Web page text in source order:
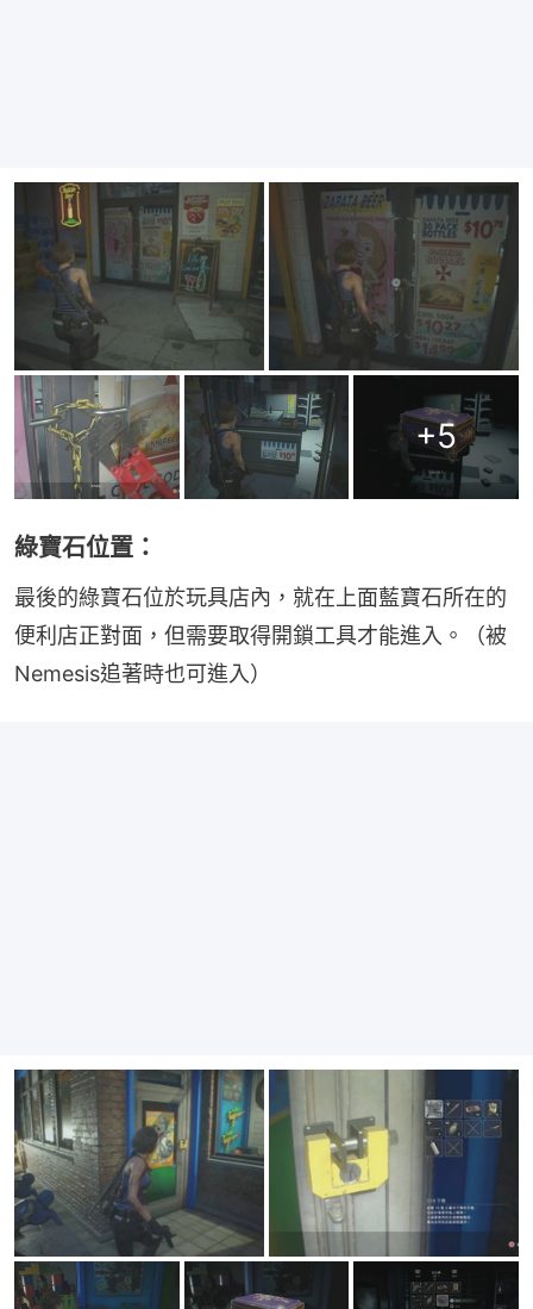
+5
綠寶石位置：
最後的綠寶石位於玩具店內，就在上面藍寶石所在的
便利店正對面，但需要取得開鎖工具才能進入。（被
Nemesis追著時也可進入）